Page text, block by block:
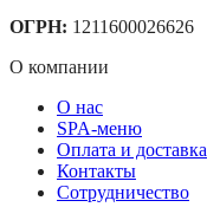
ОГРН: 1211600026626
О компании
О нас
SPA-меню
Оплата и доставка
Контакты
Сотрудничество